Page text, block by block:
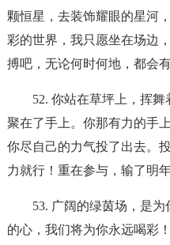
颗恒星，去装饰耀眼的星河
彩的世界，我只愿坐在场边
搏吧，无论何时何地，都会
52. 你站在草坪上，挥
聚在了手上。你那有力的手
你尽自己的力气投了出去。
力就行！重在参与，输了明
53. 广阔的绿茵场，是
的心，我们将为你永远喝彩！